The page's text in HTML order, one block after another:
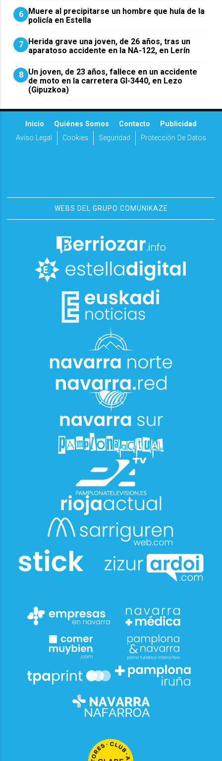
6 Muere al precipitarse un hombre que huía de la
policía en Estella
7 Herida grave una joven, de 26 años, tras un
aparatoso accidente en la NA-122, en Lerín
8 Un joven, de 23 años, fallece en un accidente
de moto en la carretera GI-3440, en Lezo
(Gipuzkoa)
Inicio Quiénes Somos Contacto
Publicidad
Aviso Legal
Cookies Seguridad Protección De Datos
WEBS DEL GRUPO COMUNIKAZE